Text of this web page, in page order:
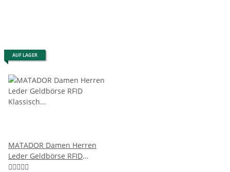
AUF LAGER
MATADOR Damen Herren
Leder Geldbörse RFID
Klassisch Retro